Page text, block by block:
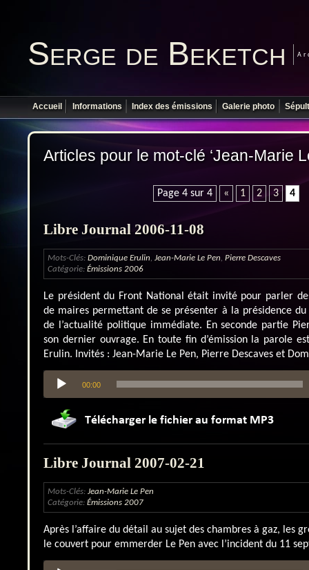
Serge de Beketch
Accueil Informations Index des émissions Galerie photo
Articles pour le mot-clé ‘Jean-Marie
Page 4 sur 4 « 1 2 3 4
Libre Journal 2006-11-08
Mots-Clés: Dominique Erulin Jean-Marie Le Pen Pierre Descaves
Catégorie: Émissions 2006
Le président du Front National était invité pour parler
de maires permettant de se présenter à la présidence
de l’actualité politique immédiate. En seconde partie
son dernier ouvrage. En toute fin d’émission la parole
Erulin. Invités : Jean-Marie Le Pen, Pierre Descaves et
Lecteur
audio
00:00
Libre Journal 2007-02-21
Mots-Clés: Jean-Marie Le Pen
Catégorie: Émissions 2007
Après l’affaire du détail au sujet des chambres à gaz, les
le couvert pour emmerder Le Pen avec l’incident du 11